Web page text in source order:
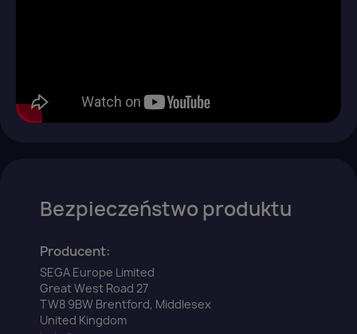
Bezpieczeństwo produktu
Producent:
SEGA Europe Limited
Great West Road 27
TW8 9BW Brentford, Middlesex
United Kingdom
Anuluj